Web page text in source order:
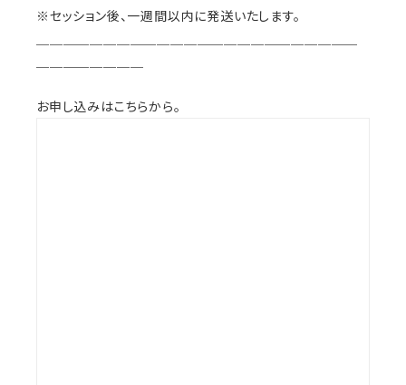
※セッション後、一週間以内に発送いたします。
お申し込みはこちらから。